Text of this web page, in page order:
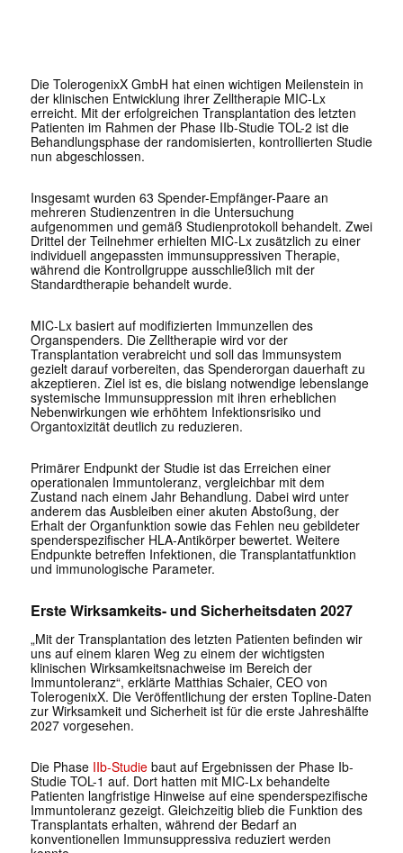
Die TolerogenixX GmbH hat einen wichtigen Meilenstein in
der klinischen Entwicklung ihrer Zelltherapie MIC-Lx
erreicht. Mit der erfolgreichen Transplantation des letzten
Patienten im Rahmen der Phase IIb-Studie TOL-2 ist die
Behandlungsphase der randomisierten, kontrollierten Studie
nun abgeschlossen.
Insgesamt wurden 63 Spender-Empfänger-Paare an
mehreren Studienzentren in die Untersuchung
aufgenommen und gemäß Studienprotokoll behandelt. Zwei
Drittel der Teilnehmer erhielten MIC-Lx zusätzlich zu einer
individuell angepassten immunsuppressiven Therapie,
während die Kontrollgruppe ausschließlich mit der
Standardtherapie behandelt wurde.
MIC-Lx basiert auf modifizierten Immunzellen des
Organspenders. Die Zelltherapie wird vor der
Transplantation verabreicht und soll das Immunsystem
gezielt darauf vorbereiten, das Spenderorgan dauerhaft zu
akzeptieren. Ziel ist es, die bislang notwendige lebenslange
systemische Immunsuppression mit ihren erheblichen
Nebenwirkungen wie erhöhtem Infektionsrisiko und
Organtoxizität deutlich zu reduzieren.
Primärer Endpunkt der Studie ist das Erreichen einer
operationalen Immuntoleranz, vergleichbar mit dem
Zustand nach einem Jahr Behandlung. Dabei wird unter
anderem das Ausbleiben einer akuten Abstoßung, der
Erhalt der Organfunktion sowie das Fehlen neu gebildeter
spenderspezifischer HLA-Antikörper bewertet. Weitere
Endpunkte betreffen Infektionen, die Transplantatfunktion
und immunologische Parameter.
Erste Wirksamkeits- und Sicherheitsdaten 2027
„Mit der Transplantation des letzten Patienten befinden wir
uns auf einem klaren Weg zu einem der wichtigsten
klinischen Wirksamkeitsnachweise im Bereich der
Immuntoleranz“, erklärte Matthias Schaier, CEO von
TolerogenixX. Die Veröffentlichung der ersten Topline-Daten
zur Wirksamkeit und Sicherheit ist für die erste Jahreshälfte
2027 vorgesehen.
Die Phase IIb-Studiebaut auf Ergebnissen der Phase Ib-
Studie TOL-1 auf. Dort hatten mit MIC-Lx behandelte
Patienten langfristige Hinweise auf eine spenderspezifische
Immuntoleranz gezeigt. Gleichzeitig blieb die Funktion des
Transplantats erhalten, während der Bedarf an
konventionellen Immunsuppressiva reduziert werden